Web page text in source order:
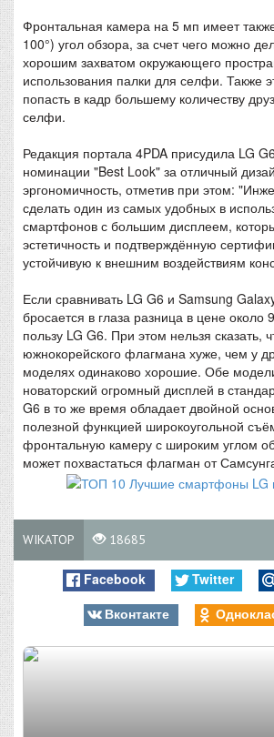
Фронтальная камера на 5 мп имеет
100°) угол обзора, за счет чего можно
хорошим захватом окружающего
использования палки для селфи. Также
попасть в кадр большему количеству
селфи.
Редакция портала 4PDA присудила LG
номинации "Best Look" за отличный
эргономичность, отметив при этом:
сделать один из самых удобных в
смартфонов с большим дисплеем,
эстетичность и подтверждённую
устойчивую к внешним воздействиям
Если сравнивать LG G6 и Samsung
бросается в глаза разница в цене около
пользу LG G6. При этом нельзя сказать,
южнокорейского флагмана хуже, чем у
моделях одинаково хорошие. Обе
новаторский огромный дисплей в
G6 в то же время обладает двойной
полезной функцией широкоугольной
фронтальную камеру с широким углом
может похвастаться флагман от
WIKATOP 18685
Facebook Twitter
Вконтакте